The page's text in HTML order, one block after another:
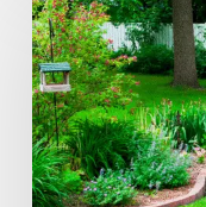
de
plagas
tras
la
lluvia
en